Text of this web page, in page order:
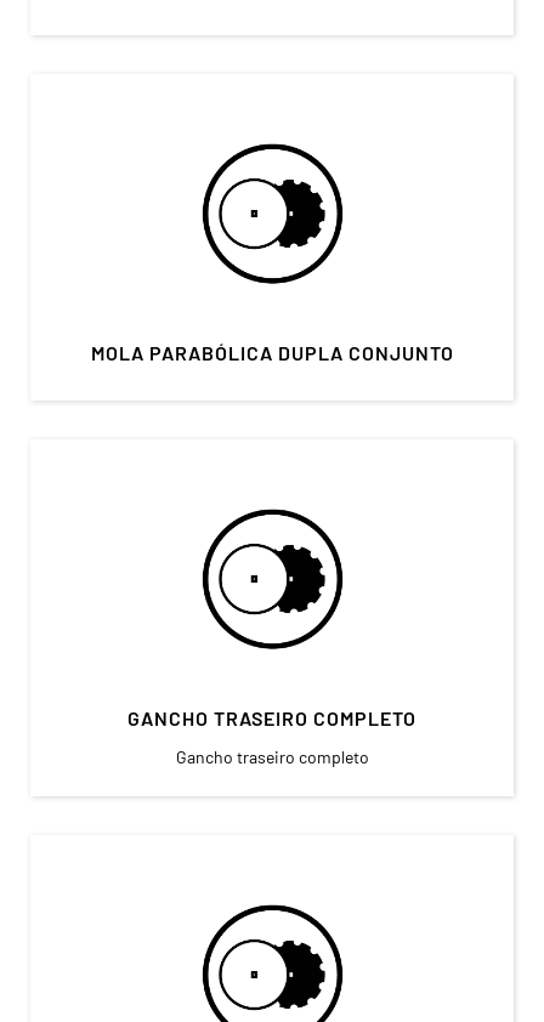
MOLA PARABÓLICA DUPLA CONJUNTO
GANCHO TRASEIRO COMPLETO
Gancho traseiro completo